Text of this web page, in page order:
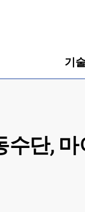
기
수단,